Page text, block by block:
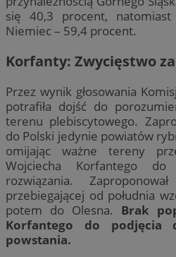
się 40,3 procent,
Niemiec – 59,4 procent.
Korfanty: Zwycięstwo
Przez wynik głosowania
potrafiła dojść do
terenu plebiscytowego.
do Polski jedynie powiatów
omijając ważne tereny
Wojciecha Korfantego do
rozwiązania.
przebiegającej od południa
potem do Olesna. Brak
Korfantego do podjęcia
powstania.